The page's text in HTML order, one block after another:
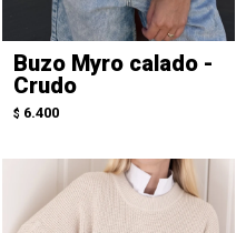
Buzo Myro calado -
Crudo
$ 6.400